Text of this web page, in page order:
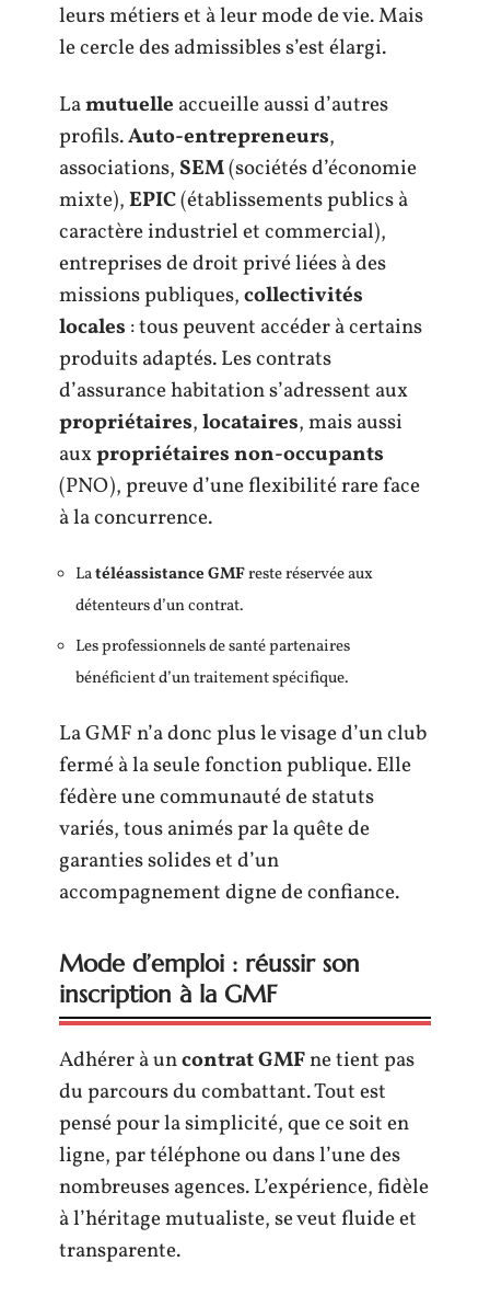
leurs métiers et à leur mode de vie. Mais
le cercle des admissibles s’est élargi.
Lamutuelle accueille aussi d’autres
profils.Auto-entrepreneurs,
associations, SEM(sociétés d’économie
mixte),EPIC(établissements publics à
caractère industriel et commercial),
entreprises de droit privé liées à des
missions publiques,collectivités
locales : tous peuvent accéder à certains
produits adaptés. Les contrats
d’assurance habitation s’adressent aux
propriétaires,locataires, mais aussi
auxpropriétaires non-occupants
(PNO), preuve d’une flexibilité rare face
à la concurrence.
Latéléassistance GMFreste réservée aux
détenteurs d’un contrat.
Les professionnels de santé partenaires
bénéficient d’un traitement spécifique.
La GMF n’a donc plus le visage d’un club
fermé à la seule fonction publique. Elle
fédère une communauté de statuts
variés, tous animés par la quête de
garanties solides et d’un
accompagnement digne de confiance.
Mode d’emploi : réussir son
inscription à la GMF
Adhérer à uncontrat GMFne tient pas
du parcours du combattant. Tout est
pensé pour la simplicité, que ce soit en
ligne, par téléphone ou dans l’une des
nombreuses agences. L’expérience, fidèle
à l’héritage mutualiste, se veut fluide et
transparente.